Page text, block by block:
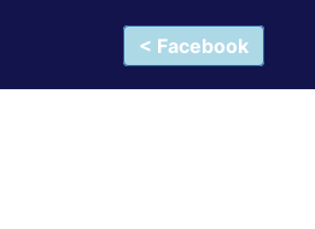
< Facebook